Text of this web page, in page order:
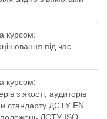
курсом:
під час
курсом:
з якості, аудиторів
стандарту ДСТУ EN
ДСТУ ISO